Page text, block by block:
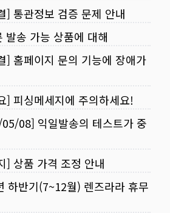
] 통관정보 검증 문제 안내
발송 가능 상품에 대해
] 홈페이지 문의 기능에 장애가
] 피싱메세지에 주의하세요!
08] 익일발송의 테스트가 중
] 상품 가격 조정 안내
하반기(7~12월) 렌즈라라 휴무